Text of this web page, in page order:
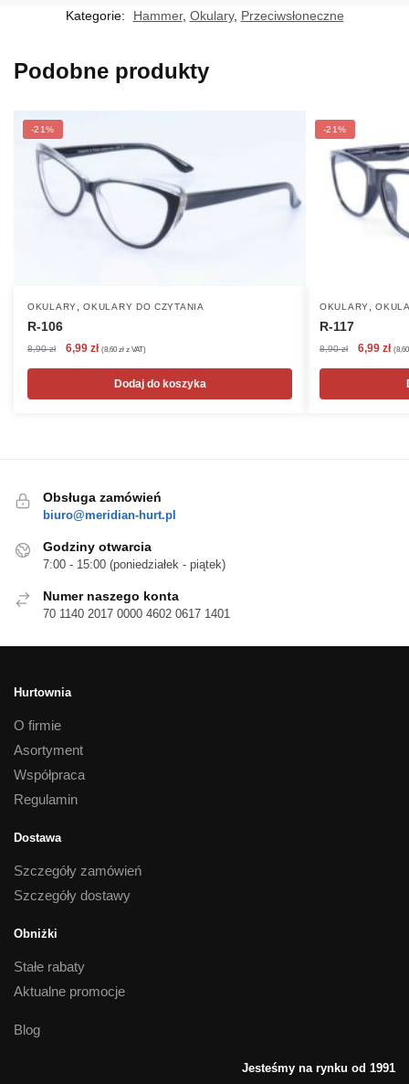
Kategorie: Hammer, Okulary, Przeciwsłoneczne
Podobne produkty
-21%
OKULARY ,OKULARY DO CZYTANIA
R-106
8,90zł
Pierwotna
8,90 zł.
6,99 złAktualna
wynosi:
6,99 zł.
(8,60 zł z VAT)
Dodaj do koszyka
-21%
OKULARY ,
R-117
8,90zł
Pierwotna
8,90 zł.
6,99 zł (
Obsługa zamówień
biuro@meridian-hurt.pl
Godziny otwarcia
7:00 - 15:00 (poniedziałek - piątek)
Numer naszego konta
70 1140 2017 0000 4602 0617 1401
Hurtownia
O firmie
Asortyment
Współpraca
Regulamin
Dostawa
Szczegóły zamówień
Szczegóły dostawy
Obniżki
Stałe rabaty
Aktualne promocje
Blog
Jesteśmy na rynku od 1991